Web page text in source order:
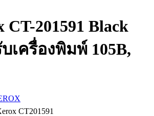
CT-201591 Black
เครื่องพิมพ์ 105B,
CT201591